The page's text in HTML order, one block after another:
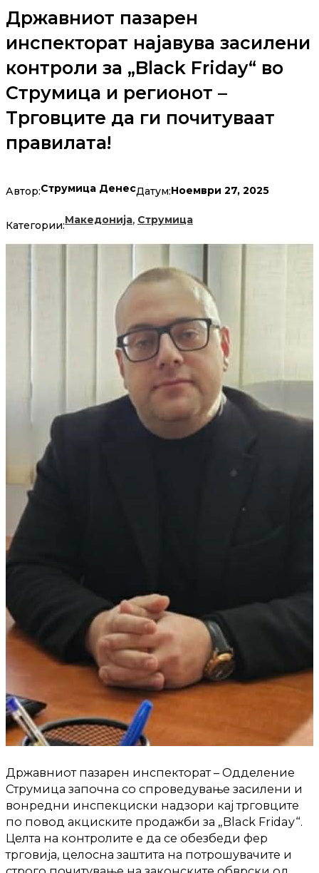
Државниот пазарен
инспекторат најавува засилени
контроли за „Black Friday“ во
Струмица и регионот –
Трговците да ги почитуваат
правилата!
Автор:Струмица ДенесДатум:Ноември 27, 2025
Категории:Македонија, Струмица
Државниот пазарен инспекторат – Одделение
Струмица започна со спроведување засилени и
вонредни инспекциски надзори кај трговците
по повод акциските продажби за „Black Friday“.
Целта на контролите е да се обезбеди фер
трговија, целосна заштита на потрошувачите и